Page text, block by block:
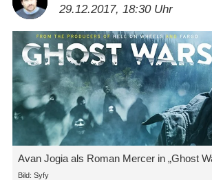
29.12.2017, 18:30 Uhr
Avan Jogia als Roman Mercer in „Ghost
Bild: Syfy